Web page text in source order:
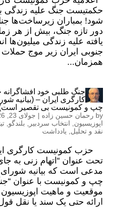
حکمتیست جنگ علیه زندگی
شود! بمباران زیرساخت‌ها
دور تازه جنگ، بیش از هر
یافته علیه زندگی
جنوبی ایران زیر موج حملات
همزمان...
جنگ طلبی خود
کارگری ایران – (بیانیه
چپ و کمونیست بی تقصیر
by رحمان حسین زاده | جولای 23, 2026 11:18 ق.ظ
اپوزیسیون
انتخاب سردبیر بلندگو
نقد و تحلیل
یادداشت
حزب کمونیست کارگری
تحت عنوان “اتهام زنی به
مدعی است که بیانیه
چپ و کمونیست با عنوان
موقعیت و ماهیت
ارائه حتی یک سند یا